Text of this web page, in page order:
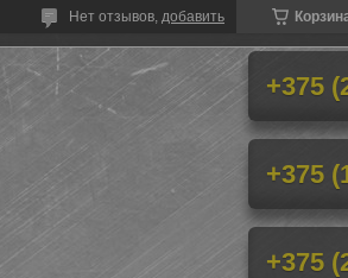
Нет отзывов, добавить
+375
+375
+375